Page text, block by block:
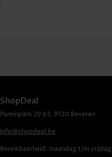
ShopDeal
Pareinpark 29 b3, 9120 Beveren
info@shopdeal.be
Bereikbaarheid: maandag t/m